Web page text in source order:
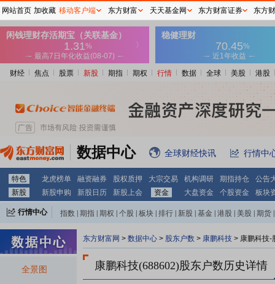
财经 焦点 股票 新股 期指 期权 行情 数据 全球 美股 港股
数据中心 全球财经快讯 行情中
特色 龙虎榜单 融资融券 股权质押 大宗交易 机构调研 期指持仓
公告
新股
新股申购 新股日历 新股上会 资金 大盘资金 个股资金 板块
行情中心 指数 期指 期权 个股 板块 排行 新股 基金 港股 美股 期货
全景图
东方财富网 > 数据中心 > 股东户数 > 康鹏科技 > 康鹏科技-
康鹏科技(688602)股东户数历史详情
网站首页 加收藏 移动客户端 东方财富 天天基金网 东方财富证券 东方